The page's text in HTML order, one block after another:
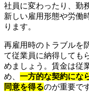
社員に変わったり、勤
新しい雇用形態や労働
ります。
再雇用時のトラブルを
て従業員に納得しても
めましょう。賃金は従
め、 一方的な契約にな
同意を得るのが重要で